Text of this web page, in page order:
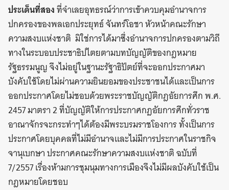
ประเด็นที่สองที่จำเลยอุทธรณ์ว่าการเข้าควบคุมอำนาจการ
ปกครองของพลเอกประยุทธ์ จันทร์โอชา หัวหน้าคณะรักษา
ความสงบแห่งชาติ มิใช่การได้มาซึ่งอำนาจการปกครองตามวิถี
ทางในระบอบประชาธิปไตยตามบทบัญญัติของกฎหมาย
รัฐธรรมนูญ จึงไม่อยู่ในฐานะรัฐาธิปัตย์ที่จะออกประกาศมา
บังคับใช้โดยไม่ผ่านความยินยอมของประชาชนได้และเป็นการ
ออกประกาศโดยไม่ชอบด้วยพระราชบัญญัติกฎอัยการศึก พ.ศ.
2457 มาตรา 2 ที่บัญญัติให้การประกาศกฎอัยการศึกทั่วราช
อาณาจักรจะกระทำๆได้ต้องมีพระบรมราชโองการ ทั้งเป็นการ
ประกาศโดยบุคคลที่ไม่มีอำนาจและไม่มีการประกาศในราชกิจ
จานุเบกษา ประกาศคณะรักษาความสงบแห่งชาติ ฉบับที่
7/2557 เรื่องห้ามการชุมนุมทางการเมืองจึงไม่มีผลบังคับใช้เป็น
กฎหมายโดยชอบ